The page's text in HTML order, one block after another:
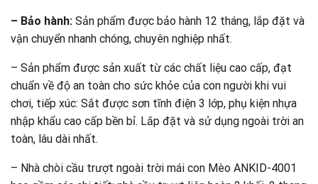
– Bảo hành: Sản phẩm được bảo hành 12 tháng, lắp đặt và
vận chuyển nhanh chóng, chuyên nghiệp nhất.
– Sản phẩm được sản xuất từ các chất liệu cao cấp, đạt
chuẩn về độ an toàn cho sức khỏe của con người khi vui
chơi, tiếp xúc: Sắt được sơn tĩnh điện 3 lớp, phụ kiện nhựa
nhập khẩu cao cấp bền bỉ. Lắp đặt và sử dụng ngoài trời an
toàn, lâu dài nhất.
– Nhà chòi cầu trượt ngoài trời mái con Mèo ANKID-4001